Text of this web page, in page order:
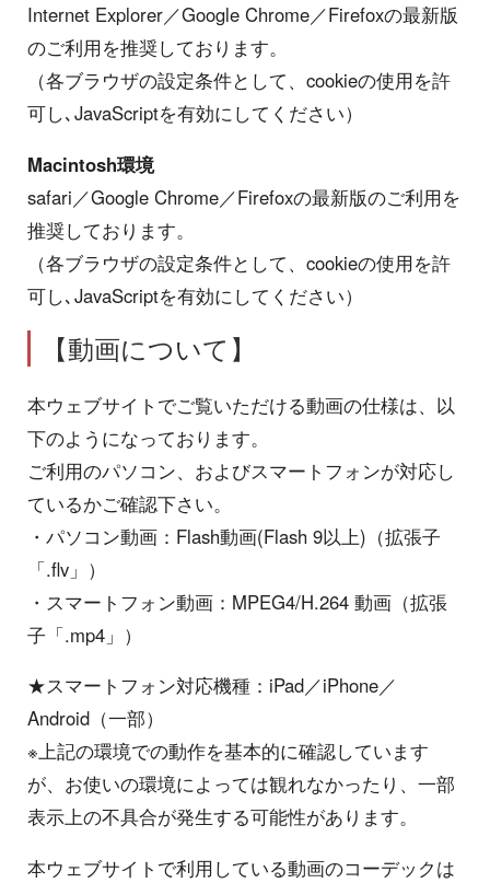
Internet Explorer／Google Chrome／Firefoxの最新版
のご利用を推奨しております。
（各ブラウザの設定条件として、cookieの使用を許
可し､JavaScriptを有効にしてください）
Macintosh環境
safari／Google Chrome／Firefoxの最新版のご利用を
推奨しております。
（各ブラウザの設定条件として、cookieの使用を許
可し､JavaScriptを有効にしてください）
【動画について】
本ウェブサイトでご覧いただける動画の仕様は、以
下のようになっております。
ご利用のパソコン、およびスマートフォンが対応し
ているかご確認下さい。
・パソコン動画：Flash動画(Flash 9以上)（拡張子
「.flv」）
・スマートフォン動画：MPEG4/H.264 動画（拡張
子「.mp4」）
★スマートフォン対応機種：iPad／iPhone／
Android（一部）
※上記の環境での動作を基本的に確認しています
が、お使いの環境によっては観れなかったり、一部
表示上の不具合が発生する可能性があります。
本ウェブサイトで利用している動画のコーデックは